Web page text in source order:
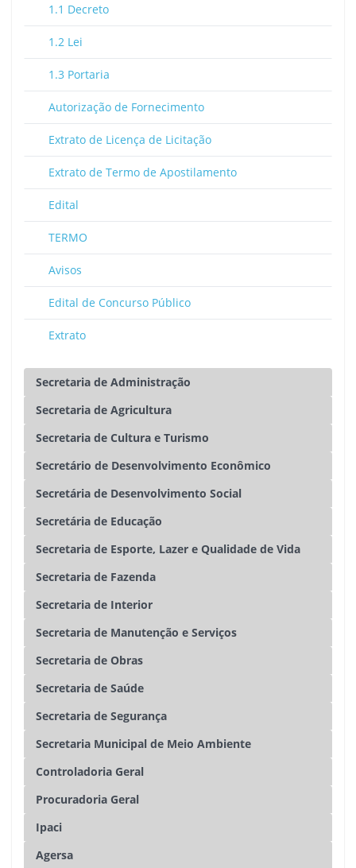
1.1 Decreto
1.2 Lei
1.3 Portaria
Autorização de Fornecimento
Extrato de Licença de Licitação
Extrato de Termo de Apostilamento
Edital
TERMO
Avisos
Edital de Concurso Público
Extrato
Secretaria de Administração
Secretaria de Agricultura
Secretaria de Cultura e Turismo
Secretário de Desenvolvimento Econômico
Secretária de Desenvolvimento Social
Secretária de Educação
Secretaria de Esporte, Lazer e Qualidade de Vida
Secretaria de Fazenda
Secretaria de Interior
Secretaria de Manutenção e Serviços
Secretaria de Obras
Secretaria de Saúde
Secretaria de Segurança
Secretaria Municipal de Meio Ambiente
Controladoria Geral
Procuradoria Geral
Ipaci
Agersa